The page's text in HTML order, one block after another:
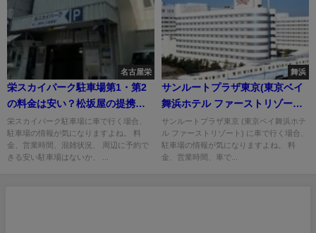
名古屋栄
栄スカイパーク駐車場第1・第2
の料金は安い？松坂屋の提携割
引は？
栄スカイパーク駐車場に車で行く場合、
駐車場の情報が気になりますよね。 料
金、営業時間、混雑状況、 周辺に予約で
きる安い駐車場はないか、 ...
舞浜
サンルートプラザ東京(東京ベイ
舞浜ホテル ファーストリゾート)
のアクセス方法＆駐車場料金
は？
サンルートプラザ東京 (東京ベイ舞浜ホテ
ル ファーストリゾート) に車で行く場合、
駐車場の情報が気になりますよね。 料
金、営業時間、車で...